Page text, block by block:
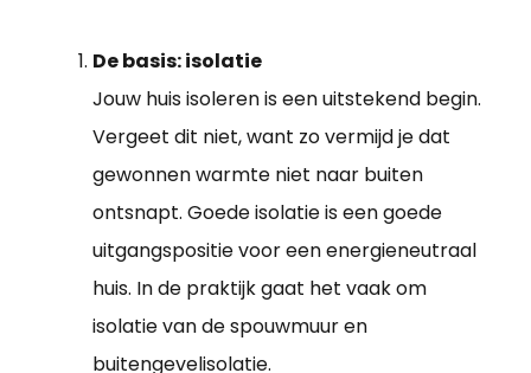
De basis: isolatie
Jouw huis isoleren is een uitstekend begin.
Vergeet dit niet, want zo vermijd je dat
gewonnen warmte niet naar buiten
ontsnapt. Goede isolatie is een goede
uitgangspositie voor een energieneutraal
huis. In de praktijk gaat het vaak om
isolatie van de spouwmuur en
buitengevelisolatie.